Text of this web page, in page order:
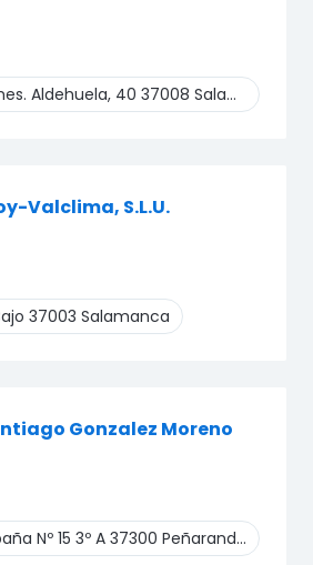
Aldehuela, 40 37008 Salamanca
Valclima, S.L.U.
37003 Salamanca
Gonzalez Moreno
Nº 15 3º A 37300 Peñaranda De Bracamonte